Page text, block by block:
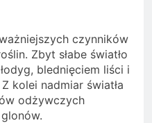
czynników
Zbyt słabe światło
blednięciem liści i
kolei nadmiar światła
odżywczych